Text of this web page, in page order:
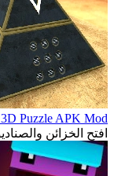
Puzzle APK Mod
افتح الخزائن